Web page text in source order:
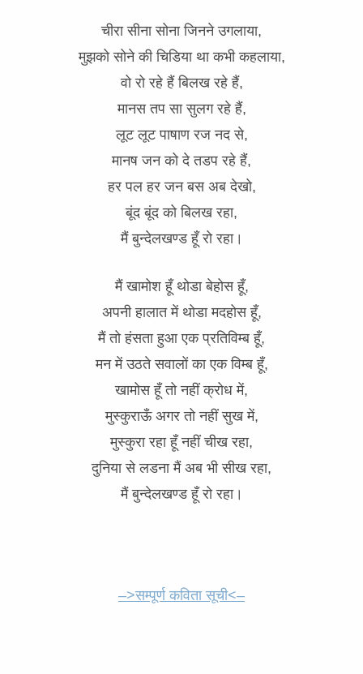
चीरा सीना सोना जिनने उगलाया,
मुझको सोने की चिडिया था कभी कहलाया,
वो रो रहे हैं बिलख रहे हैं,
मानस तप सा सुलग रहे हैं,
लूट लूट पाषाण रज नद से,
मानष जन को दे तडप रहे हैं,
हर पल हर जन बस अब देखो,
बूंद बूंद को बिलख रहा,
मैं बुन्देलखण्ड हूँ रो रहा।
मैं खामोश हूँ थोडा बेहोस हूँ,
अपनी हालात में थोडा मदहोस हूँ,
मैं तो हंसता हुआ एक प्रतिविम्ब हूँ,
मन में उठते सवालों का एक विम्ब हूँ,
खामोस हूँ तो नहीं क्रोध में,
मुस्कुराऊँ अगर तो नहीं सुख में,
मुस्कुरा रहा हूँ नहीं चीख रहा,
दुनिया से लडना मैं अब भी सीख रहा,
मैं बुन्देलखण्ड हूँ रो रहा।
–>सम्पूर्ण कविता सूची<–